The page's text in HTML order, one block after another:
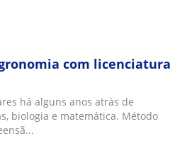
com licenciatura
há alguns anos atrás de
biologia e matemática. Método